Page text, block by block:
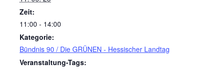
Zeit:
11:00 - 14:00
Kategorie:
Bündnis 90 / Die GRÜNEN - Hessischer Landtag
Veranstaltung-Tags: